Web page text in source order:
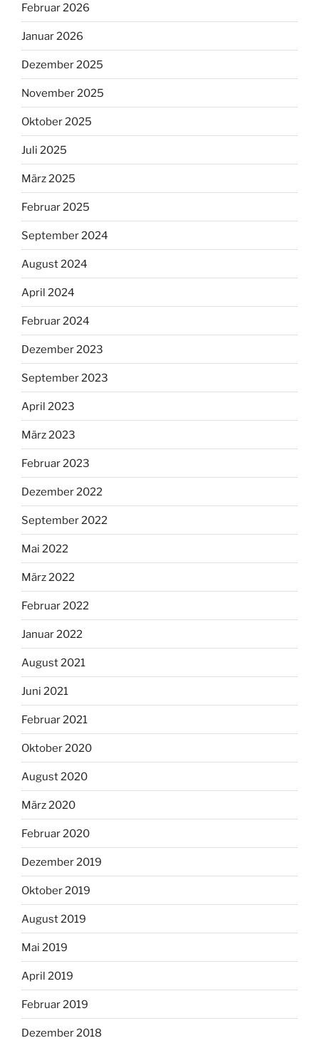
Februar 2026
Januar 2026
Dezember 2025
November 2025
Oktober 2025
Juli 2025
März 2025
Februar 2025
September 2024
August 2024
April 2024
Februar 2024
Dezember 2023
September 2023
April 2023
März 2023
Februar 2023
Dezember 2022
September 2022
Mai 2022
März 2022
Februar 2022
Januar 2022
August 2021
Juni 2021
Februar 2021
Oktober 2020
August 2020
März 2020
Februar 2020
Dezember 2019
Oktober 2019
August 2019
Mai 2019
April 2019
Februar 2019
Dezember 2018